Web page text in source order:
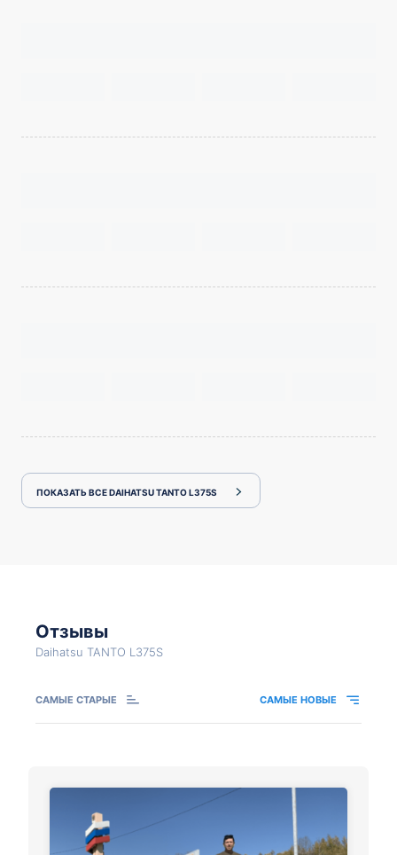
ПОКАЗАТЬ ВСЕ DAIHATSU TANTO L375S
Отзывы
Daihatsu TANTO L375S
САМЫЕ СТАРЫЕ САМЫЕ НОВЫЕ